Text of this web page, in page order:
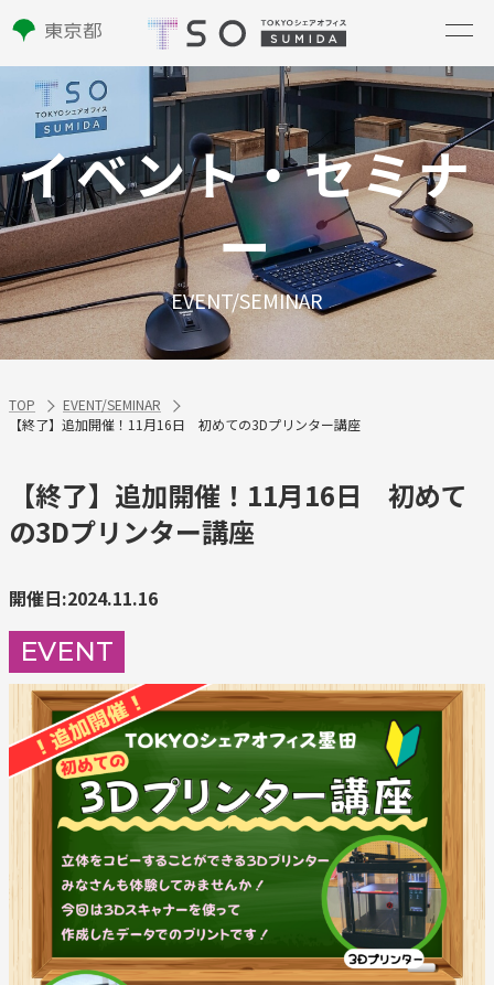
イベント・セミナ
ー
EVENT/SEMINAR
TOP
EVENT/SEMINAR
【終了】追加開催！11月16日 初めての3Dプリンター講座
【終了】追加開催！11月16日 初めて
の3Dプリンター講座
開催日:2024.11.16
EVENT